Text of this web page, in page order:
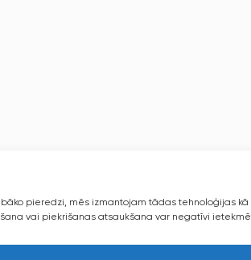
pieredzi, mēs izmantojam tādas tehnoloģijas
vai piekrišanas atsaukšana var negatīvi